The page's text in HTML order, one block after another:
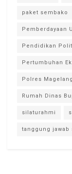
paket sembako
Pemberdayaan
Pendidikan
Pertumbuhan
Polres
Rumah Dinas
silaturahmi
tanggung jawab